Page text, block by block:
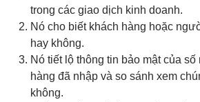
trong các giao dịch kinh doanh.
Nó cho biết khách hàng hoặc
hay không.
Nó tiết lộ thông tin bảo mật của
hàng đã nhập và so sánh xem
không.